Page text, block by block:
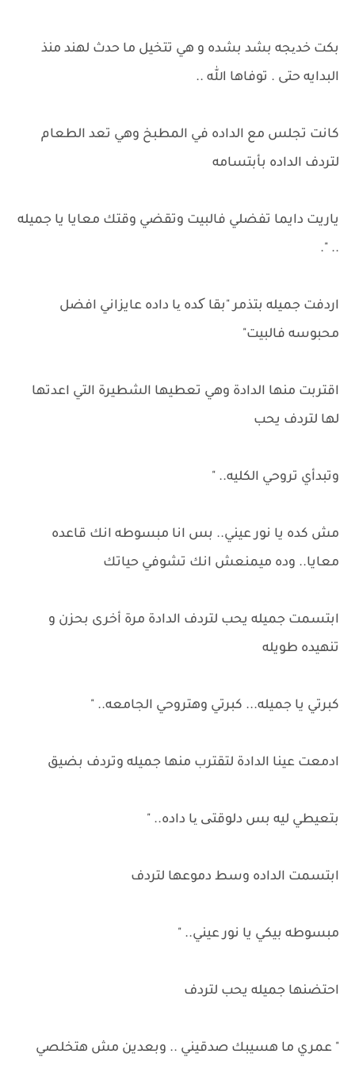
بكت خدیجه بشد بشده و هي تتخيل ما حدث لهند منذ
البدايه حتى . توفاها الله ..
كانت تجلس مع الداده في المطبخ وهي تعد الطعام
لتردف الداده بأبتسامه
ياريت دايما تفضلي فالبيت وتقضي وقتك معايا يا جميله
.. ".
اردفت جميله بتذمر "بقا کده یا داده عايزاني افضل
محبوسه فالبيت"
اقتربت منها الدادة وهي تعطيها الشطيرة التي اعدتها
لها لتردف يحب
وتبدأي تروحي الكليه.. "
مش كده يا نور عيني.. بس انا مبسوطه انك قاعده
معايا.. وده ميمنعش انك تشوفي حياتك
ابتسمت جميله يحب لتردف الدادة مرة أخرى بحزن و
تنهيده طويله
كبرتي يا جميله... كبرتي وهتروحي الجامعه.. "
ادمعت عينا الدادة لتقترب منها جميله وتردف بضيق
بتعيطي ليه بس دلوقتی یا داده.. "
ابتسمت الداده وسط دموعها لتردف
مبسوطه بيكي يا نور عيني.. "
احتضنها جميله يحب لتردف
" عمري ما هسيبك صدقيني .. وبعدين مش هتخلصي